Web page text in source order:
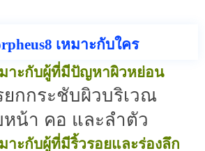
เหมาะกับใคร
มาะกับผู้ที่มีปัญหาผิวหย่อน
ยกกระชับผิวบริเวณ
น้า คอ และลำตัว
มาะกับผู้ที่มีริ้วรอยและร่องลึก